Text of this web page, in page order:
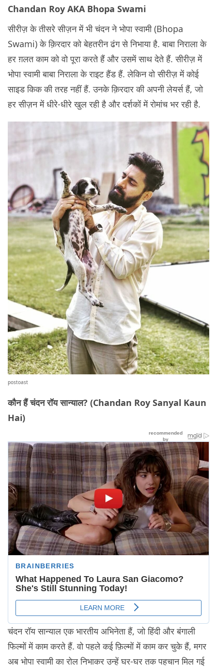
Chandan Roy AKA Bhopa Swami
सीरीज़ के तीसरे सीज़न में भी चंदन ने भोपा स्वामी (Bhopa
Swami) के क़िरदार को बेहतरीन ढंग से निभाया है. बाबा निराला के
हर ग़लत काम को वो पूरा करते हैं और उसमें साथ देते हैं. सीरीज़ में
भोपा स्वामी बाबा निराला के राइट हैंड हैं. लेकिन वो सीरीज़ में कोई
साइड किक की तरह नहीं हैं. उनके क़िरदार की अपनी लेयर्स हैं, जो
हर सीज़न में धीरे-धीरे खुल रही है और दर्शकों में रोमांच भर रही है.
postoast
कौन हैं चंदन रॉय सान्याल? (Chandan Roy Sanyal Kaun
Hai)
चंदन रॉय सान्याल एक भारतीय अभिनेता हैं, जो हिंदी और बंगाली
फिल्मों में काम करते हैं. वो पहले कई फ़िल्मों में काम कर चुके हैं, मगर
अब भोपा स्वामी का रोल निभाकर उन्हें घर-घर तक पहचान मिल गई